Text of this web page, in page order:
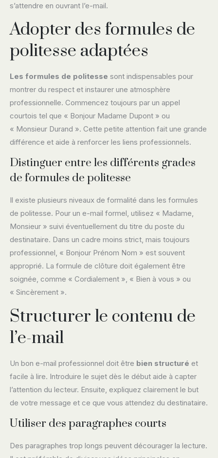
s’attendre en ouvrant l’e-mail.
Adopter des formules de
politesse adaptées
Les formules de politesse sont indispensables pour
montrer du respect et instaurer une atmosphère
professionnelle. Commencez toujours par un appel
courtois tel que « Bonjour Madame Dupont » ou
« Monsieur Durand ». Cette petite attention fait une grande
différence et aide à renforcer les liens professionnels.
Distinguer entre les différents grades
de formules de politesse
Il existe plusieurs niveaux de formalité dans les formules
de politesse. Pour un e-mail formel, utilisez « Madame,
Monsieur » suivi éventuellement du titre du poste du
destinataire. Dans un cadre moins strict, mais toujours
professionnel, « Bonjour Prénom Nom » est souvent
approprié. La formule de clôture doit également être
soignée, comme « Cordialement », « Bien à vous » ou
« Sincèrement ».
Structurer le contenu de
l’e-mail
Un bon e-mail professionnel doit être bien structuré et
facile à lire. Introduire le sujet dès le début aide à capter
l’attention du lecteur. Ensuite, expliquez clairement le but
de votre message et ce que vous attendez du destinataire.
Utiliser des paragraphes courts
Des paragraphes trop longs peuvent décourager la lecture.